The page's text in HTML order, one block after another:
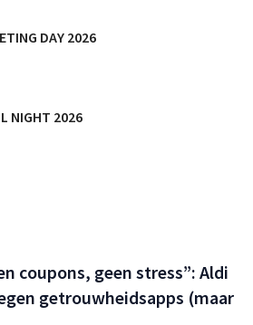
DAY 2026
NIGHT 2026
coupons, geen stress”: Aldi
getrouwheidsapps (maar